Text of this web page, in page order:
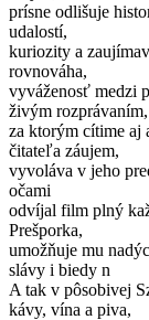
prísne odlišuje
udalostí,
kuriozity a
rovnováha,
vyváženosť medzi
živým rozprávaním,
za ktorým cítime aj
čitateľa záujem,
vyvoláva v jeho
očami
odvíjal film plný
Prešporka,
umožňuje mu
slávy i biedy n
A tak v pôsobivej
kávy, vína a piva,